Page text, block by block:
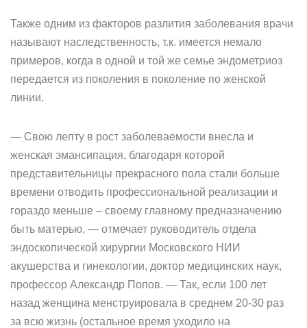
Также одним из факторов разлития заболевания врачи
называют наследственность, т.к. имеется немало
примеров, когда в одной и той же семье эндометриоз
передается из поколения в поколение по женской
линии.
— Свою лепту в рост заболеваемости внесла и
женская эмансипация, благодаря которой
представительницы прекрасного пола стали больше
времени отводить профессиональной реализации и
гораздо меньше – своему главному предназначению
быть матерью, — отмечает руководитель отдела
эндоскопической хирургии Московского НИИ
акушерства и гинекологии, доктор медицинских наук,
профессор Александр Попов. — Так, если 100 лет
назад женщина менструировала в среднем 20-30 раз
за всю жизнь (остальное время уходило на